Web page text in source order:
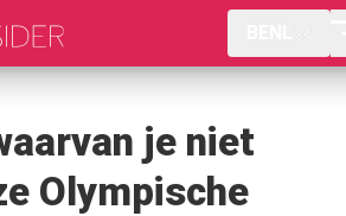
je niet
Olympische